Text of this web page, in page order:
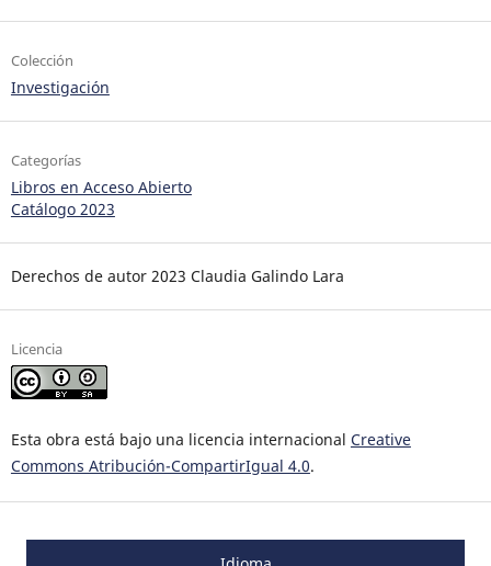
Colección
Investigación
Categorías
Libros en Acceso Abierto
Catálogo 2023
Derechos de autor 2023 Claudia Galindo Lara
Licencia
Esta obra está bajo una licencia internacional Creative
Commons Atribución-CompartirIgual 4.0.